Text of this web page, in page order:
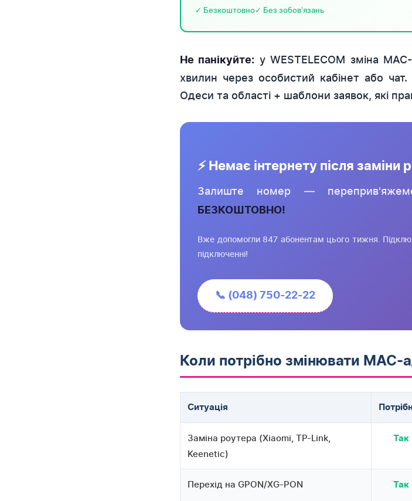
✓ Безкоштовно✓ Без зобов'язань
Не панікуйте: у WESTELECOM зміна
хвилин через особистий кабінет або
Одеси та області + шаблони заявок, які
⚡ Немає інтернету після заміни
Залиште номер —
БЕЗКОШТОВНО!
Вже допомогли 847 абонентам цього тижня.
підключенні!
📞 (048) 750-22-22
Коли потрібно змінювати MAC-
Ситуація
Заміна роутера (Xiaomi, TP-Link,
Keenetic)
Так
Перехід на GPON/XG-PON Так